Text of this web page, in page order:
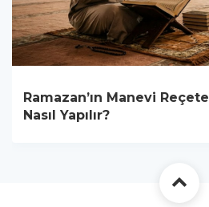
Ramazan’ın Manevi
Nasıl Yapılır?